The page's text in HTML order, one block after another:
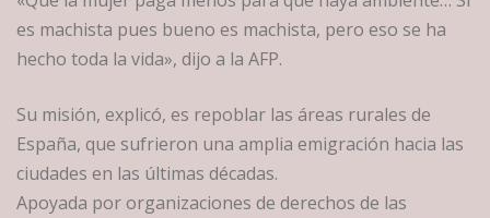
es machista pues bueno es machista, pero eso se ha
hecho toda la vida», dijo a la AFP.
Su misión, explicó, es repoblar las áreas rurales de
España, que sufrieron una amplia emigración hacia las
ciudades en las últimas décadas.
Apoyada por organizaciones de derechos de las